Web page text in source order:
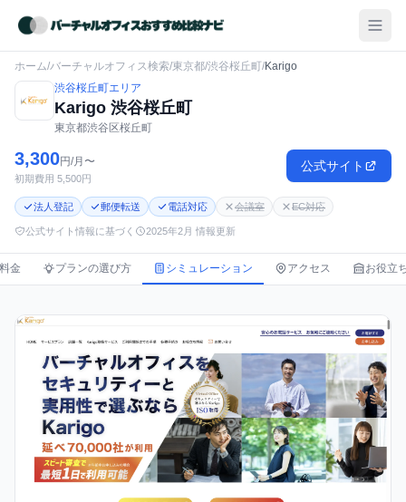
ホーム/バーチャルオフィス検索/東京都/渋谷桜丘町/Karigo
渋谷桜丘町エリア
Karigo 渋谷桜丘町
東京都渋谷区桜丘町
3,300円/月〜
初期費用 5,500円
公式サイト
法人登記 郵便転送 電話対応 会議室 EC対応
公式サイト情報に基づく 2025年2月 情報更新
料金 プランの選び方 シミュレーション アクセス お役立